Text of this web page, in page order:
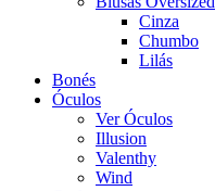
Cinza
Chumbo
Lilás
Bonés
Óculos
Ver Óculos
Illusion
Valenthy
Wind